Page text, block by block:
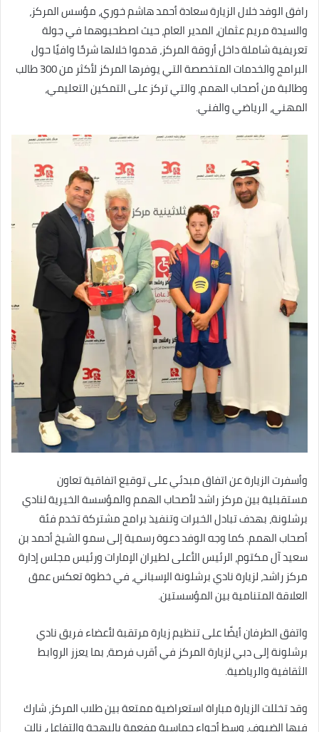
رافق الوفد خلال الزيارة سعادة أحمد هاشم خوري، مؤسس المركز،
والسيدة مريم عثمان، المدير العام، حيث اصطحبوهما في جولة
تعريفية شاملة داخل أروقة المركز، قدموا خلالها شرحًا وافيًا حول
البرامج والخدمات المتخصصة التي يوفرها المركز لأكثر من 300 طالب
وطالبة من أصحاب الهمم، والتي تركز على التمكين التعليمي،
المهني، الرياضي والفني.
وأسفرت الزيارة عن اتفاق مبدئي على توقيع اتفاقية تعاون
مستقبلية بين مركز راشد لأصحاب الهمم والمؤسسة الخيرية لنادي
برشلونة، بهدف تبادل الخبرات وتنفيذ برامج مشتركة تخدم فئة
أصحاب الهمم. كما وجه الوفد دعوة رسمية إلى سمو الشيخ أحمد بن
سعيد آل مكتوم، الرئيس الأعلى لطيران الإمارات ورئيس مجلس إدارة
مركز راشد، لزيارة نادي برشلونة الإسباني، في خطوة تعكس عمق
العلاقة المتنامية بين المؤسستين.
واتفق الطرفان أيضًا على تنظيم زيارة مرتقبة لأعضاء فريق نادي
برشلونة إلى دبي لزيارة المركز في أقرب فرصة، بما يعزز الروابط
الثقافية والرياضية.
وقد تخللت الزيارة مباراة استعراضية ممتعة بين طلاب المركز، شارك
فيها الضيوف، وسط أجواء حماسية مفعمة بالبهجة والتفاعل، نالت